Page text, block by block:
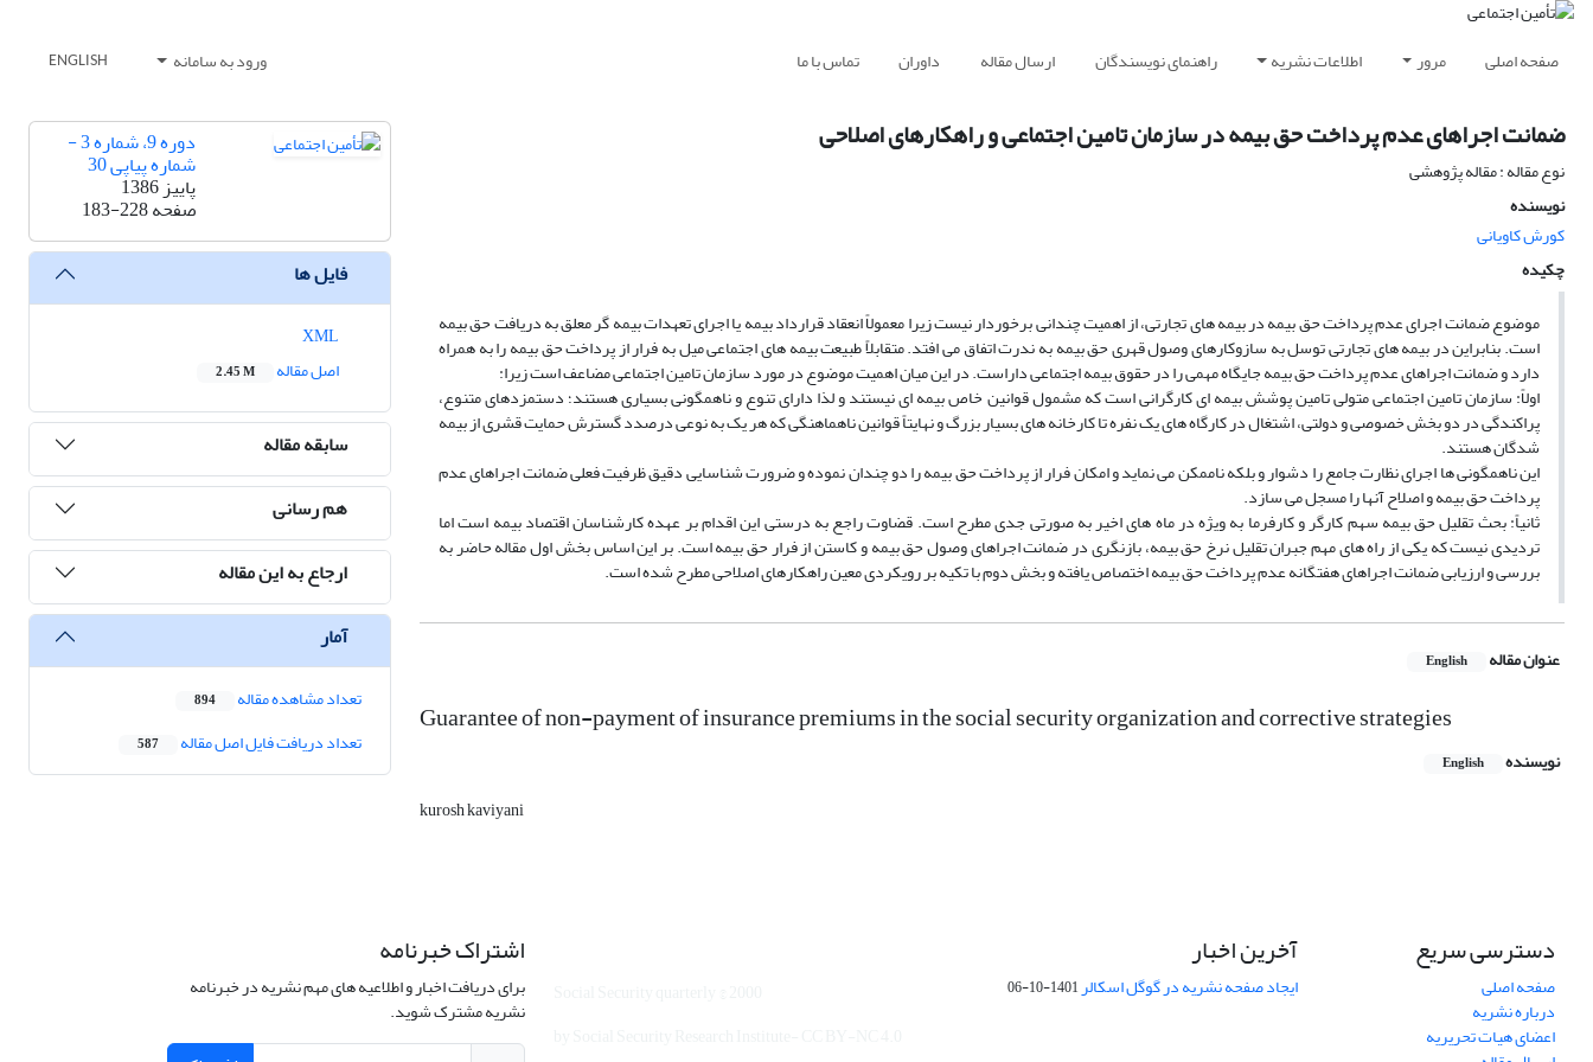
صفحه اصلی مرور اطلاعات نشریه راهنمای نویسندگان ارسال مقاله داوران تماس با ما ورود به سامانه ENGLISH
ضمانت اجراهای عدم پرداخت حق بیمه در سازمان تامین اجتماعی و راهکارهای اصلاحی
نوع مقاله : مقاله پژوهشی
نویسنده
کورش کاویانی
چکیده
موضوع ضمانت اجرای عدم پرداخت حق بیمه در بیمه های تجارتی، از اهمیت چندانی برخوردار نیست زیرا معمولاً انعقاد قرارداد بیمه یا اجرای تعهدات بیمه گر معلق به دریافت حق بیمه
است. بنابراین در بیمه های تجارتی توسل به سازوکارهای وصول قهری حق بیمه به ندرت اتفاق می افتد. متقابلاً طبیعت بیمه های اجتماعی میل به فرار از پرداخت حق بیمه را به همراه
دارد و ضمانت اجراهای عدم پرداخت حق بیمه جایگاه مهمی را در حقوق بیمه اجتماعی داراست. در این میان اهمیت موضوع در مورد سازمان تامین اجتماعی مضاعف است زیرا:
اولاً: سازمان تامین اجتماعی متولی تامین پوشش بیمه ای کارگرانی است که مشمول قوانین خاص بیمه ای نیستند و لذا دارای تنوع و ناهمگونی بسیاری هستند؛ دستمزدهای متنوع،
پراکندگی در دو بخش خصوصی و دولتی، اشتغال در کارگاه های یک نفره تا کارخانه های بسیار بزرگ و نهایتاً قوانین ناهماهنگی که هر یک به نوعی درصدد گسترش حمایت قشری از بیمه
شدگان هستند.
این ناهمگونی ها اجرای نظارت جامع را دشوار و بلکه ناممکن می نماید و امکان فرار از پرداخت حق بیمه را دو چندان نموده و ضرورت شناسایی دقیق ظرفیت فعلی ضمانت اجراهای عدم
پرداخت حق بیمه و اصلاح آنها را مسجل می سازد.
ثانیاً: بحث تقلیل حق بیمه سهم کارگر و کارفرما به ویژه در ماه های اخیر به صورتی جدی مطرح است. قضاوت راجع به درستی این اقدام بر عهده کارشناسان اقتصاد بیمه است اما
تردیدی نیست که یکی از راه های مهم جبران تقلیل نرخ حق بیمه، بازنگری در ضمانت اجراهای وصول حق بیمه و کاستن از فرار حق بیمه است. بر این اساس بخش اول مقاله حاضر به
بررسی و ارزیابی ضمانت اجراهای هفتگانه عدم پرداخت حق بیمه اختصاص یافته و بخش دوم با تکیه بر رویکردی معین راهکارهای اصلاحی مطرح شده است.
عنوان مقاله English
Guarantee of non-payment of insurance premiums in the social security organization and corrective strategies
نویسنده English
kurosh kaviyani
دوره 9، شماره 3 -
شماره پیاپی 30
پاییز 1386
صفحه183-228
فایل ها
اصل مقاله
2.45 M
سابقه مقاله
هم رسانی
ارجاع به این مقاله
آمار
تعداد مشاهده مقاله 894
تعداد دریافت فایل اصل مقاله 587
دسترسی سریع
صفحه اصلی
درباره نشریه
اعضای هیات تحریریه
آخرین اخبار
ایجاد صفحه نشریه در گوگل اسکالر1401-10-06
اشتراک خبرنامه
برای دریافت اخبار و اطلاعیه های مهم نشریه در خبرنامه
نشریه مشترک شوید.